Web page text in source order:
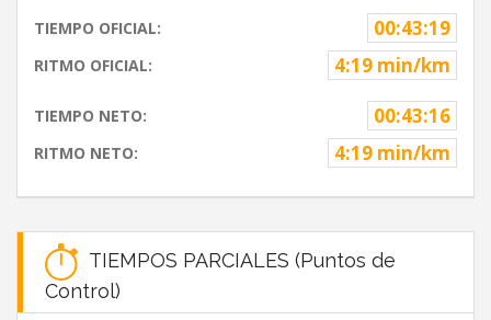
TIEMPO OFICIAL: 00:43:19
RITMO OFICIAL: 4:19 min/km
TIEMPO NETO: 00:43:16
RITMO NETO: 4:19 min/km
TIEMPOS PARCIALES (Puntos de
Control)